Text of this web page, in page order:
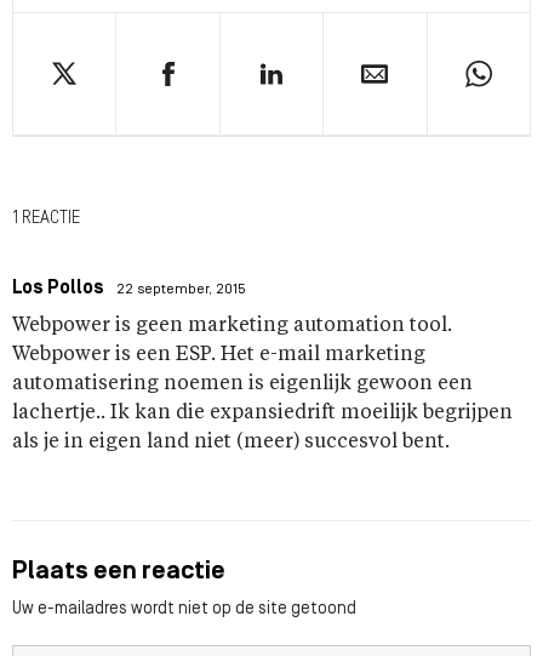
1 REACTIE
Los Pollos 22 september, 2015
Webpower is geen marketing automation tool.
Webpower is een ESP. Het e-mail marketing
automatisering noemen is eigenlijk gewoon een
lachertje.. Ik kan die expansiedrift moeilijk begrijpen
als je in eigen land niet (meer) succesvol bent.
Plaats een reactie
Uw e-mailadres wordt niet op de site getoond